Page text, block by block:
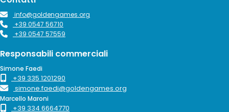
info@goldengames.org
+39 0547 56710
+39 0547 57559
Responsabili commerciali
Simone Faedi
+39 335 1201290
simone.faedi@goldengames.org
Marcello Maroni
+39 334 6664770